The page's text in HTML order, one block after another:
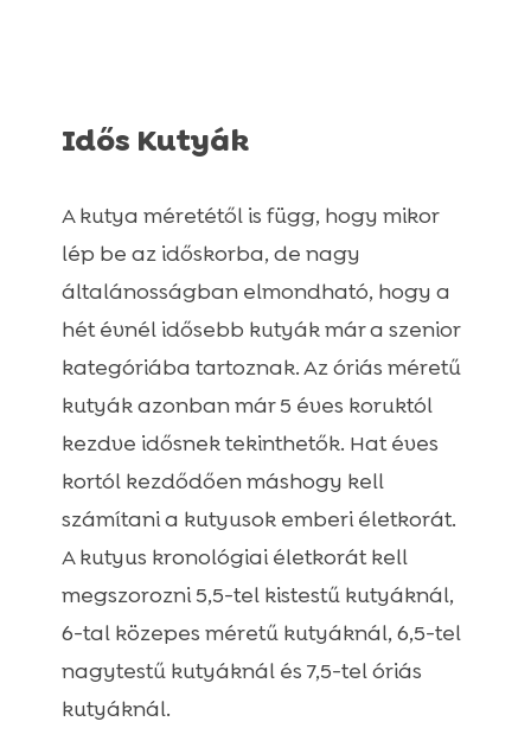
Idős Kutyák
A kutya méretétől is függ, hogy mikor
lép be az időskorba, de nagy
általánosságban elmondható, hogy a
hét évnél idősebb kutyák már a szenior
kategóriába tartoznak. Az óriás méretű
kutyák azonban már 5 éves koruktól
kezdve idősnek tekinthetők. Hat éves
kortól kezdődően máshogy kell
számítani a kutyusok emberi életkorát.
A kutyus kronológiai életkorát kell
megszorozni 5,5-tel kistestű kutyáknál,
6-tal közepes méretű kutyáknál, 6,5-tel
nagytestű kutyáknál és 7,5-tel óriás
kutyáknál.